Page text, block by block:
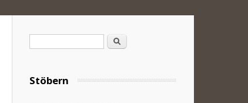
Suche
Stöbern